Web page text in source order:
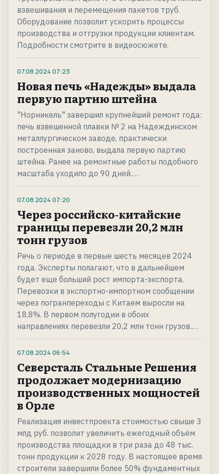
взвешивания и перемещения пакетов труб.
Оборудование позволит ускорить процессы
производства и отгрузки продукции клиентам.
Подробности смотрите в видеосюжете.
07.08.2024 07:23
Новая печь «Надежды» выдала
первую партию штейна
"Норникель" завершил крупнейший ремонт года:
печь взвешенной плавки № 2 на Надеждинском
металлургическом заводе, практически
построенная заново, выдала первую партию
штейна. Ранее на ремонтные работы подобного
масштаба уходило до 90 дней.…
07.08.2024 07:20
Через российско-китайские
границы перевезли 20,2 млн
тонн грузов
Речь о периоде в первые шесть месяцев 2024
года. Эксперты полагают, что в дальнейшем
будет еще больший рост импорта-экспорта.
Перевозки в экспортно-импортном сообщении
через погранпереходы с Китаем выросли на
18,8%. В первом полугодии в обоих
направлениях перевезли 20,2 млн тонн грузов.…
07.08.2024 06:54
Северсталь Стальные Решения
продолжает модернизацию
производственных мощностей
в Орле
Реализация инвестпроекта стоимостью свыше 3
млд руб. позволит увеличить ежегодный объём
производства площадки в три раза до 48 тыс.
тонн продукции к 2028 году. В настоящее время
строители завершили более 50% фундаментных